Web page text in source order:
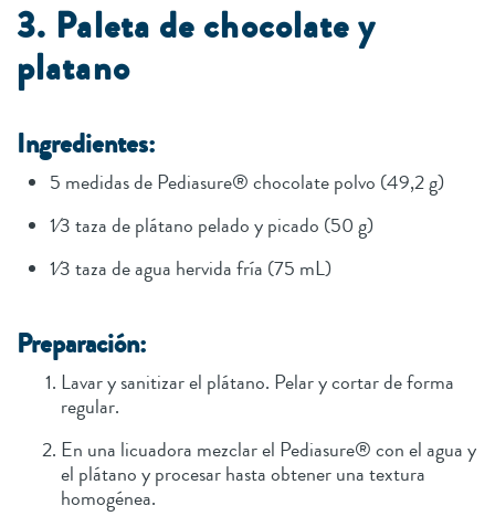
3. Paleta de chocolate y
platano
Ingredientes:
5 medidas de Pediasure® chocolate polvo (49,2 g)
1⁄3 taza de plátano pelado y picado (50 g)
1⁄3 taza de agua hervida fría (75 mL)
Preparación:
Lavar y sanitizar el plátano. Pelar y cortar de forma
regular.
En una licuadora mezclar el Pediasure® con el agua y
el plátano y procesar hasta obtener una textura
homogénea.